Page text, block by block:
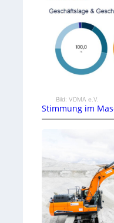
Bild: VDMA e.V.
Stimmung im